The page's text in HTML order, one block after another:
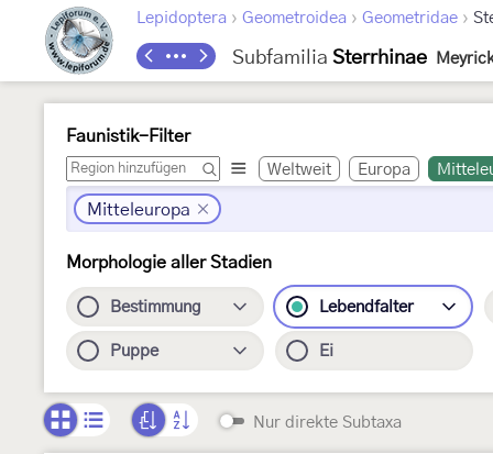
Lepidoptera › Geometroidea › Geometridae ›
Subfamilia Sterrhinae
Faunistik-Filter
Weltweit Europa
Mitteleuropa
Morphologie aller Stadien
Bestimmung Lebendfalter
Puppe Ei
Nur direkte Subtaxa